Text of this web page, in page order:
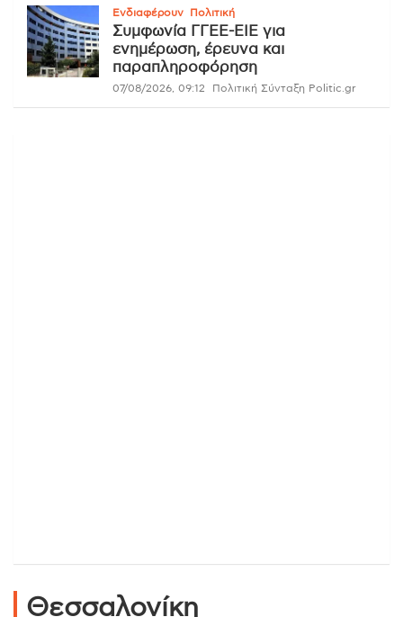
Ενδιαφέρουν Πολιτική
Συμφωνία ΓΓΕΕ-ΕΙΕ για
ενημέρωση, έρευνα και
παραπληροφόρηση
07/08/2026, 09:12 Πολιτική Σύνταξη Politic.gr
Θεσσαλονίκη